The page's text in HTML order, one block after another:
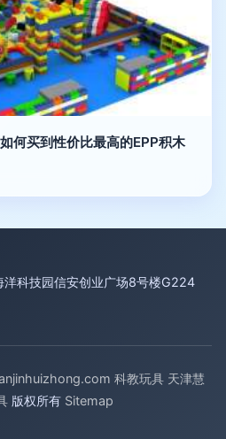
何买到性价比最高的EPP积木
洋科技园信安创业广场8号楼G224
科教玩具 天津慧
版权所有 Sitemap